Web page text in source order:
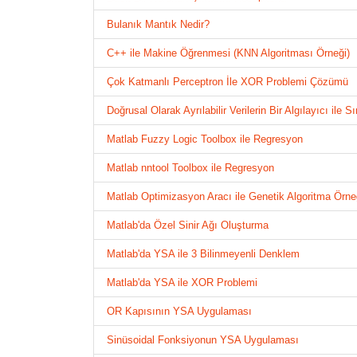
Bulanık Mantık Nedir?
C++ ile Makine Öğrenmesi (KNN Algoritması Örneği)
Çok Katmanlı Perceptron İle XOR Problemi Çözümü
Doğrusal Olarak Ayrılabilir Verilerin Bir Algılayıcı ile
Matlab Fuzzy Logic Toolbox ile Regresyon
Matlab nntool Toolbox ile Regresyon
Matlab Optimizasyon Aracı ile Genetik Algoritma
Matlab'da Özel Sinir Ağı Oluşturma
Matlab'da YSA ile 3 Bilinmeyenli Denklem
Matlab'da YSA ile XOR Problemi
OR Kapısının YSA Uygulaması
Sinüsoidal Fonksiyonun YSA Uygulaması